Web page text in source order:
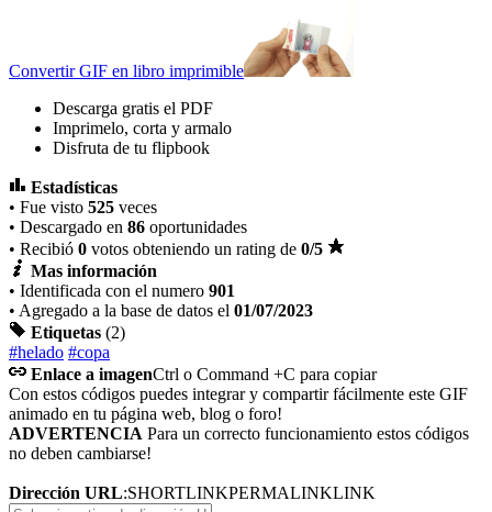
Convertir GIF en libro imprimible
Descarga gratis el PDF
Imprimelo, corta y armalo
Disfruta de tu flipbook
Estadísticas
• Fue visto 525 veces
• Descargado en 86 oportunidades
• Recibió 0 votos obteniendo un rating de 0/5
Mas información
• Identificada con el numero 901
• Agregado a la base de datos el 01/07/2023
Etiquetas (2)
#helado #copa
Enlace a imagenCtrl o Command +C para copiar
Con estos códigos puedes integrar y compartir fácilmente este GIF
animado en tu página web, blog o foro!
ADVERTENCIA Para un correcto funcionamiento estos códigos
no deben cambiarse!
Dirección URL:SHORTLINKPERMALINKLINK